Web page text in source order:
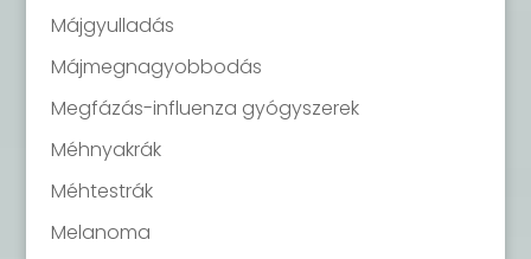
Májgyulladás
Májmegnagyobbodás
Megfázás-influenza gyógyszerek
Méhnyakrák
Méhtestrák
Melanoma